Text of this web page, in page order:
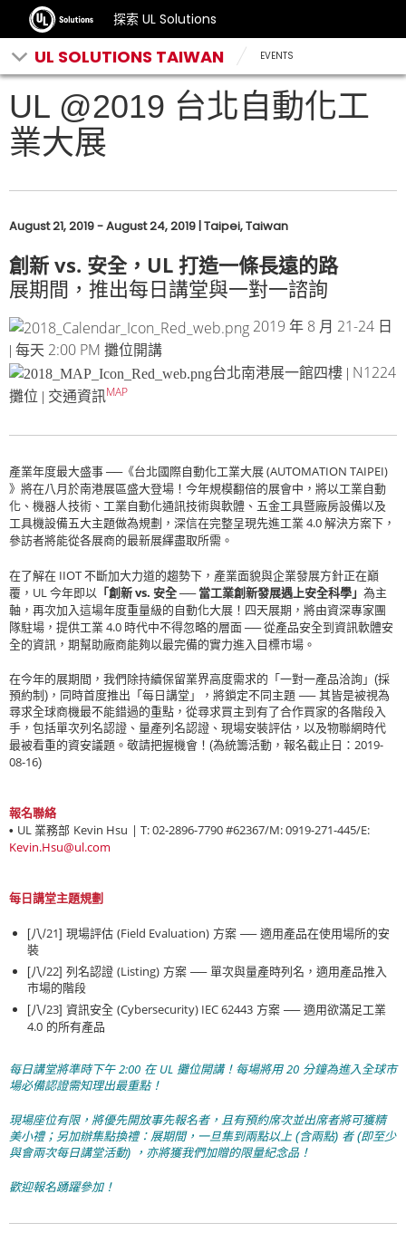
探索 UL Solutions
UL SOLUTIONS TAIWAN EVENTS
UL @2019 台北自動化工
業大展
August 21, 2019 - August 24, 2019 | Taipei, Taiwan
創新 vs. 安全， UL 打造一條長遠的路
展期間，推出每日講堂與一對一諮詢
2019 年 8 月 21-24 日
| 每天 2:00 PM 攤位開講
台北南港展一館四樓 | N1224
攤位 | 交通資訊MAP
產業年度最大盛事 ──《台北國際自動化工業大展(AUTOMATION TAIPEI)
》將在八月於南港展區盛大登場！今年規模翻倍的展會中，將以工業自動
化、機器人技術、工業自動化通訊技術與軟體、五金工具暨廠房設備以及
工具機設備五大主題做為規劃，深信在完整呈現先進工業4.0解決方案下，
參訪者將能從各展商的最新展繹盡取所需。
在了解在 IIOT不斷加大力道的趨勢下，產業面貌與企業發展方針正在巔
覆， UL今年即以 「創新vs. 安全 ── 當工業創新發展遇上安全科學」 為主
軸，再次加入這場年度重量級的自動化大展！四天展期，將由資深專家團
隊駐場，提供工業4.0 時代中不得忽略的層面 ── 從產品安全到資訊軟體安
全的資訊，期幫助廠商能夠以最完備的實力進入目標市場。
在今年的展期間，我們除持續保留業界高度需求的「一對一產品洽詢」(採
預約制)，同時首度推出「每日講堂」，將鎖定不同主題 ── 其皆是被視為
尋求全球商機最不能錯過的重點，從尋求買主到有了合作買家的各階段入
手，包括單次列名認證、量產列名認證、現場安裝評估，以及物聯網時代
最被看重的資安議題。敬請把握機會！(為統籌活動，報名截止日： 2019-
08-16)
報名聯絡
• UL 業務部 Kevin Hsu | T: 02-2896-7790 #62367/M: 0919-271-445/E:
Kevin.Hsu@ul.com
每日講堂主題規劃
[八/21] 現場評估 (Field Evaluation) 方案 ── 適用產品在使用場所的安
裝
[八/22] 列名認證 (Listing) 方案 ── 單次與量產時列名，適用產品推入
市場的階段
[八/23] 資訊安全 (Cybersecurity) IEC 62443 方案 ── 適用欲滿足工業
4.0 的所有產品
每日講堂將準時下午 2:00 在 UL 攤位開講！每場將用 20 分鐘為進入全球市
場必備認證需知理出最重點！
現場座位有限，將優先開放事先報名者，且有預約席次並出席者將可獲精
美小禮；另加辦集點換禮：展期間，一旦集到兩點以上 (含兩點) 者 (即至少
與會兩次每日講堂活動) ，亦將獲我們加贈的限量紀念品！
歡迎報名踴躍參加！